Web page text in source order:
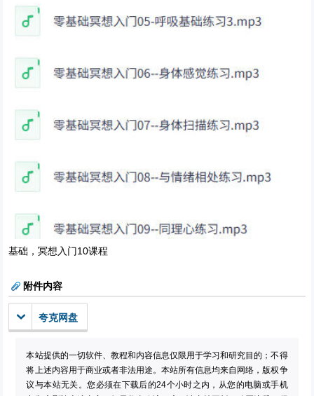
基础，冥想入门10课程
附件内容
夸克网盘
本站提供的一切软件、教程和内容信息仅限用于学习和研究目的；不得
将上述内容用于商业或者非法用途。本站所有信息均来自网络，版权争
议与本站无关。您必须在下载后的24个小时之内，从您的电脑或手机